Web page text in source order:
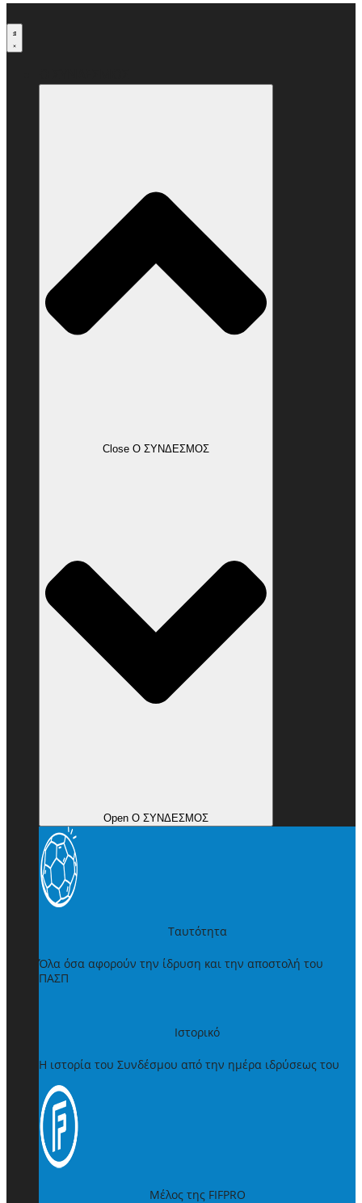
στο
περιεχόμενο
Close Ο ΣΥΝΔΕΣΜΟΣ
Open Ο ΣΥΝΔΕΣΜΟΣ
Ταυτότητα
Όλα όσα αφορούν την ίδρυση και την αποστολή του
ΠΑΣΠ
Ιστορικό
Η ιστορία του Συνδέσμου από την ημέρα ιδρύσεως του
Μέλος της FIFPRO